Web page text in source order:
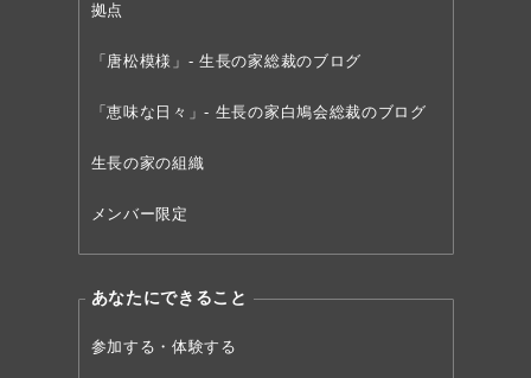
拠点
「唐松模様」- 生長の家総裁のブログ
「恵味な日々」- 生長の家白鳩会総裁のブログ
生長の家の組織
メンバー限定
あなたにできること
参加する・体験する